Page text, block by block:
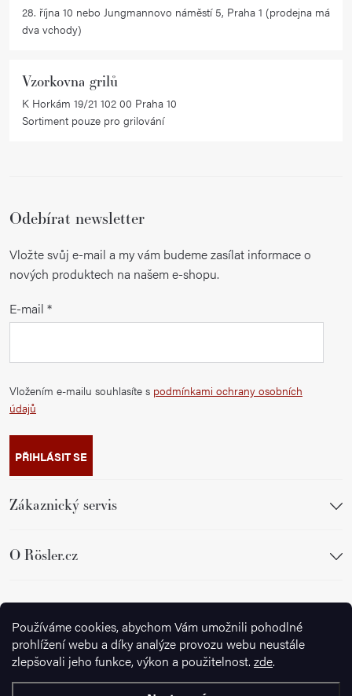
Používáme cookies, abychom Vám umožnili pohodlné
prohlížení webu a díky analýze provozu webu neustále
zlepšovali jeho funkce, výkon a použitelnost. zde.
u
28. října 10 nebo Jungmannovo náměstí 5, Praha 1 (prodejna má
dva vchody)
Vzorkovna grilů
K Horkám 19/21 102 00 Praha 10
Sortiment pouze pro grilování
Odebírat newsletter
Vložte svůj e-mail a my vám budeme zasílat informace o
nových produktech na našem e-shopu.
E-mail
Vložením e-mailu souhlasíte s podmínkami ochrany osobních
údajů
PŘIHLÁSIT SE
Zákaznický servis
O Rösler.cz
Sledujte nás